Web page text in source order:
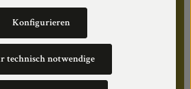
technisch notwendige
Konfigurieren